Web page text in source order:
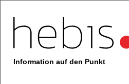
Information auf den Punkt